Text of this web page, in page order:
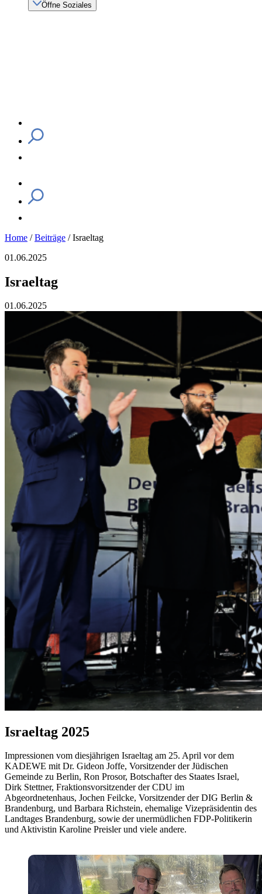
Öffne Soziales
Home /Beiträge /Israeltag
01.06.2025
Israeltag
01.06.2025
Israeltag 2025
Impressionen vom diesjährigen Israeltag am 25. April vor dem
KADEWE mit Dr. Gideon Joffe, Vorsitzender der Jüdischen
Gemeinde zu Berlin, Ron Prosor, Botschafter des Staates Israel,
Dirk Stettner, Fraktionsvorsitzender der CDU im
Abgeordnetenhaus, Jochen Feilcke, Vorsitzender der DIG Berlin &
Brandenburg, und Barbara Richstein, ehemalige Vizepräsidentin des
Landtages Brandenburg, sowie der unermüdlichen FDP-Politikerin
und Aktivistin Karoline Preisler und viele andere.